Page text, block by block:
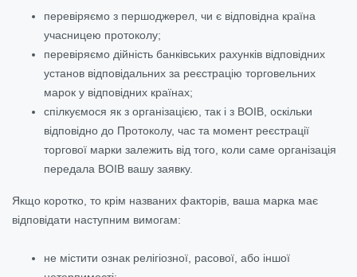
перевіряємо з першоджерел, чи є відповідна країна
учасницею протоколу;
перевіряємо дійність банківських рахунків відповідних
установ відповідальних за реєстрацію торговельних
марок у відповідних країнах;
спілкуємося як з організацією, так і з ВОІВ, оскільки
відповідно до Протоколу, час та момент реєстрації
торгової марки залежить від того, коли саме організація
передала ВОІВ вашу заявку.
Якщо коротко, то крім названих факторів, ваша марка має
відповідати наступним вимогам:
не містити ознак релігіозної, расової, або іншої